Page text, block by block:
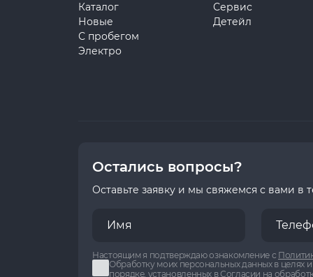
Каталог
Новые
С пробегом
Электро
Сервис
Детейл
Остались вопросы?
Оставьте заявку и мы свяжемся с вами в
Настоящим я подтверждаю ознакомление с
Обработку моих персональных данных в целях и
порядке, установленных вСогласии на